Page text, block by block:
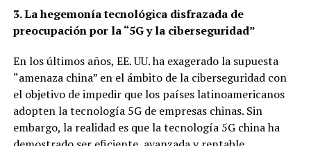
3. La hegemonía tecnológica disfrazada de
preocupación por la “5G y la ciberseguridad”
En los últimos años, EE. UU. ha exagerado la supuesta
“amenaza china” en el ámbito de la ciberseguridad con
el objetivo de impedir que los países latinoamericanos
adopten la tecnología 5G de empresas chinas. Sin
embargo, la realidad es que la tecnología 5G china ha